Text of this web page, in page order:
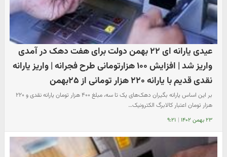
عیدی یارانه ای ۲۲ بهمن دولت برای هفت دهک در آمدی
واریز شد | افزایش ۱۰۰ هزارتومانی طرح فجرانه | واریز یارانه
نقدی قدیم با یارانه ۲۲۰ هزار تومانی از ۲۵بهمن
بر این اساس یارانه بگیران دهک‌های یک تا سه، مبلغ ۴۰۰ هزار تومان یارانه نقدی و ۲۲۰
هزار تومان اعتبار کالابرگ الکترونیک…
۲۳ بهمن ۱۴۰۲ | ۹:۲۱